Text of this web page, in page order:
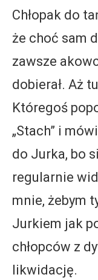
Chłopak do
że choć sam
zawsze
dobierał. Aż
Któregoś
„Stach” i
do Jurka, bo
regularnie
mnie, żebym
Jurkiem jak
chłopców z
likwidację.